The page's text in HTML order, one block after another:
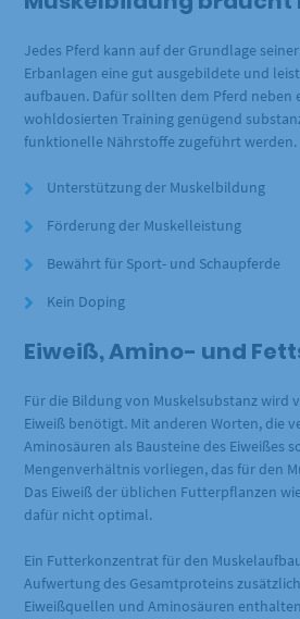
Jedes Pferd kann auf der Grundlage
Erbanlagen eine gut ausgebildete und
aufbauen. Dafür sollten dem Pferd neben
wohldosierten Training genügend
funktionelle Nährstoffe zugeführt werden.
Unterstützung der Muskelbildung
Förderung der Muskelleistung
Bewährt für Sport- und Schaupferde
Kein Doping
Eiweiß, Amino- und
Für die Bildung von Muskelsubstanz wird
Eiweiß benötigt. Mit anderen Worten, die
Aminosäuren als Bausteine des Eiweißes
Mengenverhältnis vorliegen, das für den
Das Eiweiß der üblichen Futterpflanzen
dafür nicht optimal.
Ein Futterkonzentrat für den
Aufwertung des Gesamtproteins
Eiweißquellen und Aminosäuren